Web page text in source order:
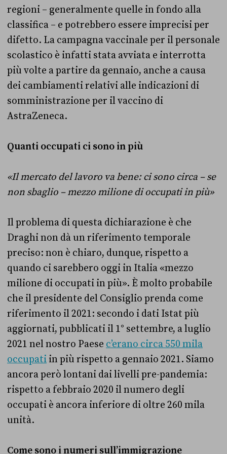
regioni – generalmente quelle in fondo alla
classifica – e potrebbero essere imprecisi per
difetto. La campagna vaccinale per il personale
scolastico è infatti stata avviata e interrotta
più volte a partire da gennaio, anche a causa
dei cambiamenti relativi alle indicazioni di
somministrazione per il vaccino di
AstraZeneca.
Quanti occupati ci sono in più
«Il mercato del lavoro va bene: ci sono circa – se
non sbaglio – mezzo milione di occupati in più»
Il problema di questa dichiarazione è che
Draghi non dà un riferimento temporale
preciso: non è chiaro, dunque, rispetto a
quando ci sarebbero oggi in Italia «mezzo
milione di occupati in più». È molto probabile
che il presidente del Consiglio prenda come
riferimento il 2021: secondo i dati Istat più
aggiornati, pubblicati il 1° settembre, a luglio
2021 nel nostro Paese c’erano circa 550 mila
occupati in più rispetto a gennaio 2021. Siamo
ancora però lontani dai livelli pre-pandemia:
rispetto a febbraio 2020 il numero degli
occupati è ancora inferiore di oltre 260 mila
unità.
Come sono i numeri sull’immigrazione